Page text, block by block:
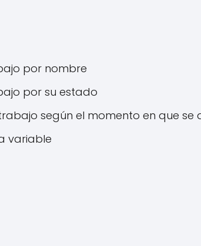
por nombre
por su estado
según el momento en que se
variable